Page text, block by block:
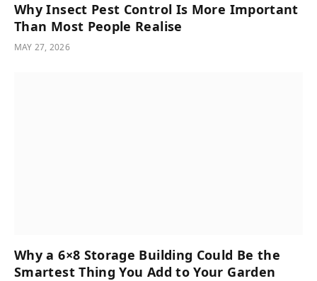
Why Insect Pest Control Is More Important
Than Most People Realise
MAY 27, 2026
Why a 6×8 Storage Building Could Be the
Smartest Thing You Add to Your Garden